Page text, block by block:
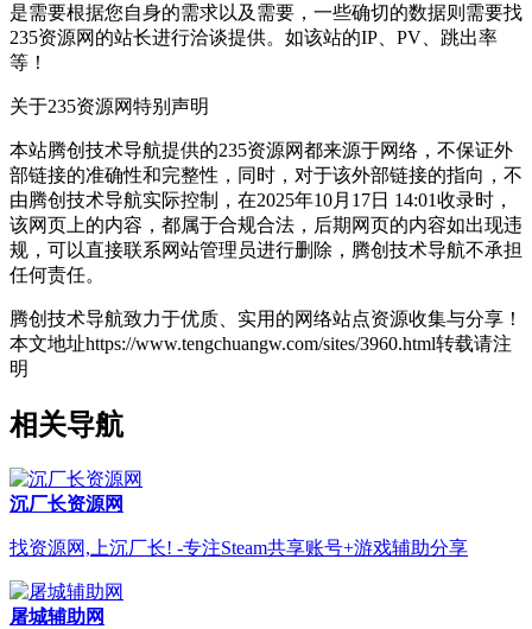
是需要根据您自身的需求以及需要，一些确切的数据则需要找
235资源网的站长进行洽谈提供。如该站的IP、PV、跳出率
等！
关于235资源网特别声明
本站腾创技术导航提供的235资源网都来源于网络，不保证外
部链接的准确性和完整性，同时，对于该外部链接的指向，不
由腾创技术导航实际控制，在2025年10月17日 14:01收录时，
该网页上的内容，都属于合规合法，后期网页的内容如出现违
规，可以直接联系网站管理员进行删除，腾创技术导航不承担
任何责任。
腾创技术导航致力于优质、实用的网络站点资源收集与分享！
本文地址https://www.tengchuangw.com/sites/3960.html转载请注
明
相关导航
沉厂长资源网
找资源网,上沉厂长! -专注Steam共享账号+游戏辅助分享
屠城辅助网